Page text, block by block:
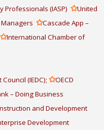
Professionals (IASP) ✩United
✩Cascade App –
✩International Chamber of
(IEDC); ✩OECD
– Doing Business
and Development
Development